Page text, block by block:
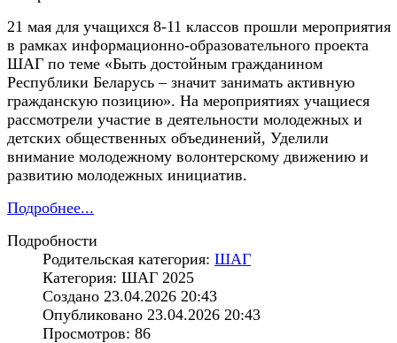
21 мая для учащихся 8-11 классов прошли мероприятия
в рамках информационно-образовательного проекта
ШАГ по теме «Быть достойным гражданином
Республики Беларусь – значит занимать активную
гражданскую позицию». На мероприятиях учащиеся
рассмотрели участие в деятельности молодежных и
детских общественных объединений, Уделили
внимание молодежному волонтерскому движению и
развитию молодежных инициатив.
Подробнее...
Подробности
Родительская категория: ШАГ
Категория: ШАГ 2025
Создано 23.04.2026 20:43
Опубликовано 23.04.2026 20:43
Просмотров: 86